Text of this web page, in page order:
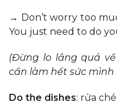
→ Don’t worry too
You just need to do
(Đừng lo lắng quá
cần làm hết sức mình
Do the dishes: rửa